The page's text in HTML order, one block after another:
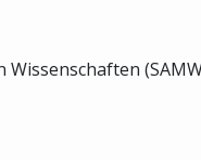
Wissenschaften